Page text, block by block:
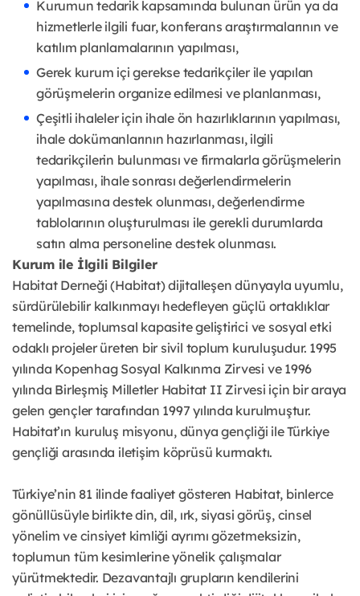
Kurumun tedarik kapsamında bulunan ürün ya da
hizmetlerle ilgili fuar, konferans araştırmalarının ve
katılım planlamalarının yapılması,
Gerek kurum içi gerekse tedarikçiler ile yapılan
görüşmelerin organize edilmesi ve planlanması,
Çeşitli ihaleler için ihale ön hazırlıklarının yapılması,
ihale dokümanlarının hazırlanması, ilgili
tedarikçilerin bulunması ve firmalarla görüşmelerin
yapılması, ihale sonrası değerlendirmelerin
yapılmasına destek olunması, değerlendirme
tablolarının oluşturulması ile gerekli durumlarda
satın alma personeline destek olunması.
Kurum ile İlgili Bilgiler
Habitat Derneği (Habitat) dijitalleşen dünyayla uyumlu,
sürdürülebilir kalkınmayı hedefleyen güçlü ortaklıklar
temelinde, toplumsal kapasite geliştirici ve sosyal etki
odaklı projeler üreten bir sivil toplum kuruluşudur. 1995
yılında Kopenhag Sosyal Kalkınma Zirvesi ve 1996
yılında Birleşmiş Milletler Habitat II Zirvesi için bir araya
gelen gençler tarafından 1997 yılında kurulmuştur.
Habitat’ın kuruluş misyonu, dünya gençliği ile Türkiye
gençliği arasında iletişim köprüsü kurmaktı.
Türkiye’nin 81 ilinde faaliyet gösteren Habitat, binlerce
gönüllüsüyle birlikte din, dil, ırk, siyasi görüş, cinsel
yönelim ve cinsiyet kimliği ayrımı gözetmeksizin,
toplumun tüm kesimlerine yönelik çalışmalar
yürütmektedir. Dezavantajlı grupların kendilerini